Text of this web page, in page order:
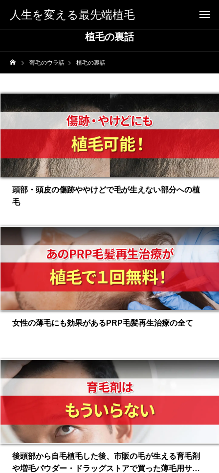
人生を変える最先端植毛
植毛の裏話
薄毛のウラ話 植毛の裏話
頭部・頭皮の傷跡ややけどで毛が生えない部分への植
毛
女性の薄毛にも効果があるPRP毛髪再生治療の全て
後頭部から自毛植毛した後、市販の毛が生える育毛剤
や増毛パウダー・ドラッグストアで買った薄毛用サプ